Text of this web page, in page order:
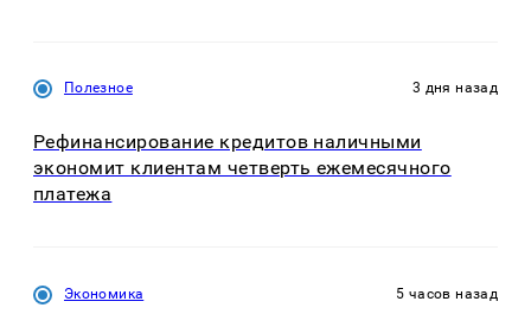
Полезное 3 дня назад
Рефинансирование кредитов наличными
экономит клиентам четверть ежемесячного
платежа
Экономика 5 часов назад